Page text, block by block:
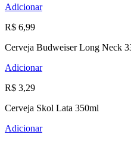
Adicionar
R$ 6,99
Cerveja Budweiser Long Neck
Adicionar
R$ 3,29
Cerveja Skol Lata 350ml
Adicionar